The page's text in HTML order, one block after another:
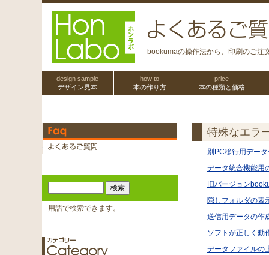
bookumaの操作法から、印刷のご注
design sample
デザイン見本
how to
本の作り方
price
本の種類と価格
特殊なエラ
別PC移行用デー
データ統合機能用
旧バージョン
隠しフォルダの表
送信用データの作
ソフトが正しく動
データファイルの
用語で検索できます。